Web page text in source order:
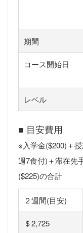
期間
コース開始日
レベル
■ 目安費用
※入学金($200)＋
週7食付)＋滞在先
($225)の合計
２週間(目安)
＄2,725